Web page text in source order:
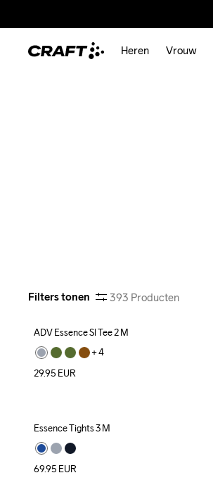
Heren Vrouw
Filters tonen 393 Producten
ADV Essence Sl Tee 2 M
+ 4
29.95 EUR
New
Essence Tights 3 M
69.95 EUR